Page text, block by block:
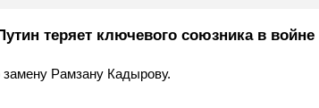
теряет ключевого союзника в войне
Рамзану Кадырову.